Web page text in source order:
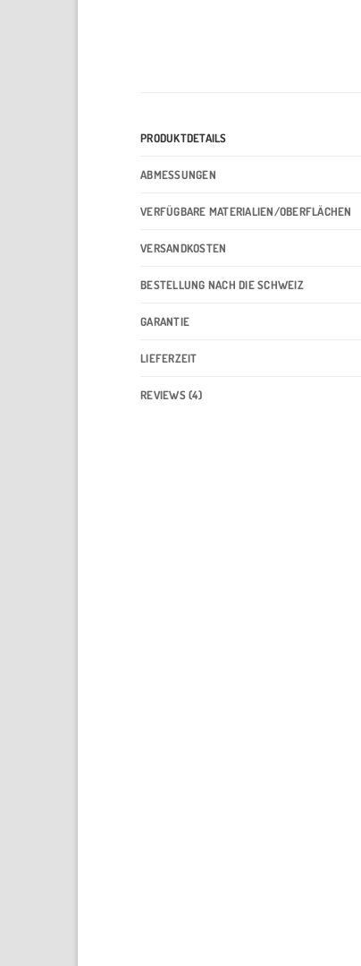
PRODUKTDETAILS
ABMESSUNGEN
VERFÜGBARE MATERIALIEN/OBERFLÄCHEN
VERSANDKOSTEN
BESTELLUNG NACH DIE SCHWEIZ
GARANTIE
LIEFERZEIT
REVIEWS (4)